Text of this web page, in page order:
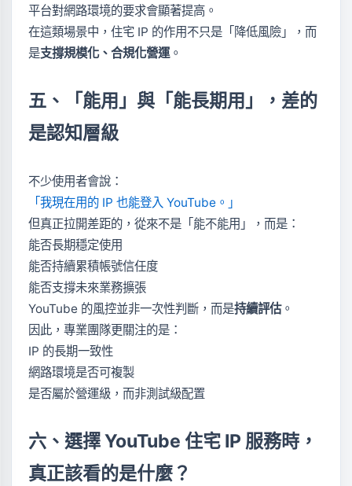
平台對網路環境的要求會顯著提高。
在這類場景中，住宅 IP 的作用不只是「降低風險」，而
是支撐規模化、合規化營運。
五、「能用」與「能長期用」，差的
是認知層級
不少使用者會說：
「我現在用的 IP 也能登入 YouTube。」
但真正拉開差距的，從來不是「能不能用」，而是：
能否長期穩定使用
能否持續累積帳號信任度
能否支撐未來業務擴張
YouTube 的風控並非一次性判斷，而是持續評估。
因此，專業團隊更關注的是：
IP 的長期一致性
網路環境是否可複製
是否屬於營運級，而非測試級配置
六、選擇 YouTube 住宅 IP 服務時，
真正該看的是什麼？